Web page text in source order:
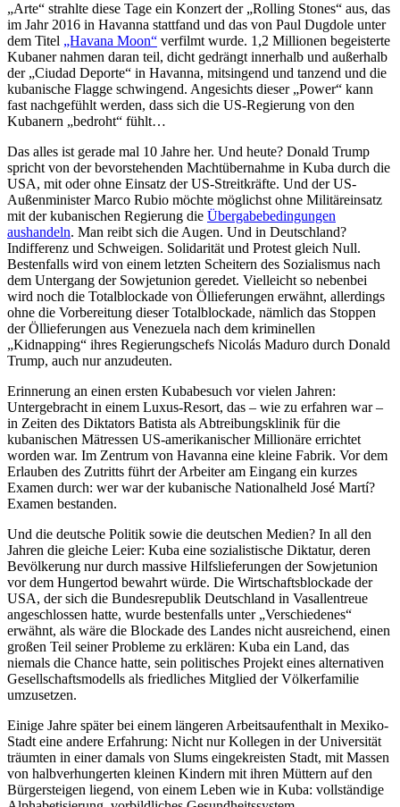
„Arte“ strahlte diese Tage ein Konzert der „Rolling Stones“ aus, das
im Jahr 2016 in Havanna stattfand und das von Paul Dugdole unter
dem Titel „Havana Moon“ verfilmt wurde. 1,2 Millionen begeisterte
Kubaner nahmen daran teil, dicht gedrängt innerhalb und außerhalb
der „Ciudad Deporte“ in Havanna, mitsingend und tanzend und die
kubanische Flagge schwingend. Angesichts dieser „Power“ kann
fast nachgefühlt werden, dass sich die US-Regierung von den
Kubanern „bedroht“ fühlt…
Das alles ist gerade mal 10 Jahre her. Und heute? Donald Trump
spricht von der bevorstehenden Machtübernahme in Kuba durch die
USA, mit oder ohne Einsatz der US-Streitkräfte. Und der US-
Außenminister Marco Rubio möchte möglichst ohne Militäreinsatz
mit der kubanischen Regierung die Übergabebedingungen
aushandeln. Man reibt sich die Augen. Und in Deutschland?
Indifferenz und Schweigen. Solidarität und Protest gleich Null.
Bestenfalls wird von einem letzten Scheitern des Sozialismus nach
dem Untergang der Sowjetunion geredet. Vielleicht so nebenbei
wird noch die Totalblockade von Öllieferungen erwähnt, allerdings
ohne die Vorbereitung dieser Totalblockade, nämlich das Stoppen
der Öllieferungen aus Venezuela nach dem kriminellen
„Kidnapping“ ihres Regierungschefs Nicolás Maduro durch Donald
Trump, auch nur anzudeuten.
Erinnerung an einen ersten Kubabesuch vor vielen Jahren:
Untergebracht in einem Luxus-Resort, das – wie zu erfahren war –
in Zeiten des Diktators Batista als Abtreibungsklinik für die
kubanischen Mätressen US-amerikanischer Millionäre errichtet
worden war. Im Zentrum von Havanna eine kleine Fabrik. Vor dem
Erlauben des Zutritts führt der Arbeiter am Eingang ein kurzes
Examen durch: wer war der kubanische Nationalheld José Martí?
Examen bestanden.
Und die deutsche Politik sowie die deutschen Medien? In all den
Jahren die gleiche Leier: Kuba eine sozialistische Diktatur, deren
Bevölkerung nur durch massive Hilfslieferungen der Sowjetunion
vor dem Hungertod bewahrt würde. Die Wirtschaftsblockade der
USA, der sich die Bundesrepublik Deutschland in Vasallentreue
angeschlossen hatte, wurde bestenfalls unter „Verschiedenes“
erwähnt, als wäre die Blockade des Landes nicht ausreichend, einen
großen Teil seiner Probleme zu erklären: Kuba ein Land, das
niemals die Chance hatte, sein politisches Projekt eines alternativen
Gesellschaftsmodells als friedliches Mitglied der Völkerfamilie
umzusetzen.
Einige Jahre später bei einem längeren Arbeitsaufenthalt in Mexiko-
Stadt eine andere Erfahrung: Nicht nur Kollegen in der Universität
träumten in einer damals von Slums eingekreisten Stadt, mit Massen
von halbverhungerten kleinen Kindern mit ihren Müttern auf den
Bürgersteigen liegend, von einem Leben wie in Kuba: vollständige